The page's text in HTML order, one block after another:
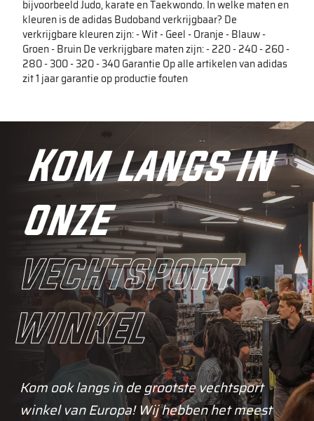
bijvoorbeeld Judo, karate en Taekwondo. In welke maten en
kleuren is de adidas Budoband verkrijgbaar? De
verkrijgbare kleuren zijn: - Wit - Geel - Oranje - Blauw -
Groen - Bruin De verkrijgbare maten zijn: - 220 - 240 - 260 -
280 - 300 - 320 - 340 Garantie Op alle artikelen van adidas
zit 1 jaar garantie op productie fouten
Kom langs in
onze
vechtsport
winkel
Kom ook langs in de grootste vechtsport
winkel van Europa! Wij hebben het meest